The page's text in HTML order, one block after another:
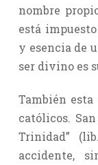
nombre
está
y esencia de
ser divino es
También esta
católicos.
Trinidad”
accidente,